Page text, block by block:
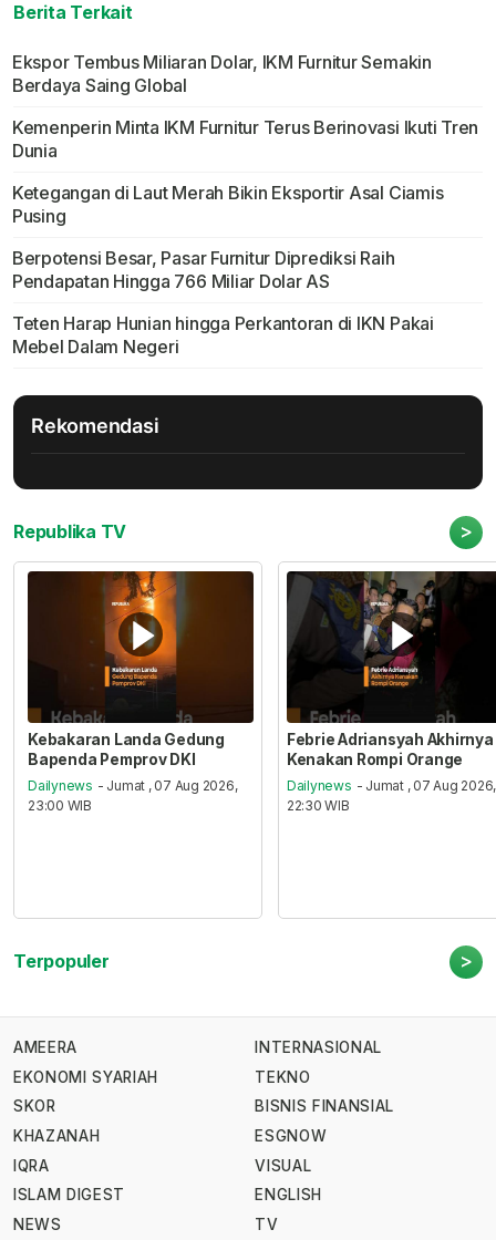
Berita Terkait
Ekspor Tembus Miliaran Dolar, IKM Furnitur Semakin
Berdaya Saing Global
Kemenperin Minta IKM Furnitur Terus Berinovasi Ikuti Tren
Dunia
Ketegangan di Laut Merah Bikin Eksportir Asal Ciamis
Pusing
Berpotensi Besar, Pasar Furnitur Diprediksi Raih
Pendapatan Hingga 766 Miliar Dolar AS
Teten Harap Hunian hingga Perkantoran di IKN Pakai
Mebel Dalam Negeri
Rekomendasi
Republika TV >
Kebakaran Landa Gedung
Bapenda Pemprov DKI
Dailynews - Jumat , 07 Aug 2026,
23:00 WIB
Febrie Adriansyah Akhirnya
Kenakan Rompi Orange
Dailynews - Jumat , 07 Aug 2026,
22:30 WIB
Terpopuler >
AMEERA
EKONOMI SYARIAH
SKOR
KHAZANAH
IQRA
ISLAM DIGEST
NEWS
INTERNASIONAL
TEKNO
BISNIS FINANSIAL
ESGNOW
VISUAL
ENGLISH
TV